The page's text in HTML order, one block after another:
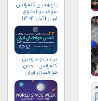
یازدهمین کنفرانس
سوخت و احتراق
ایران (آبان‌ ۱۴۰۴)
بیست و سومین
کنفرانس انجمن
هوافضای ايران